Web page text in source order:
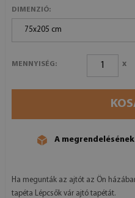
DIMENZIÓ:
75x205 cm
MENNYISÉG: x
A
Ha megunták az ajtót az Ön
tapéta Lépcsők vár ajtó tapétát.